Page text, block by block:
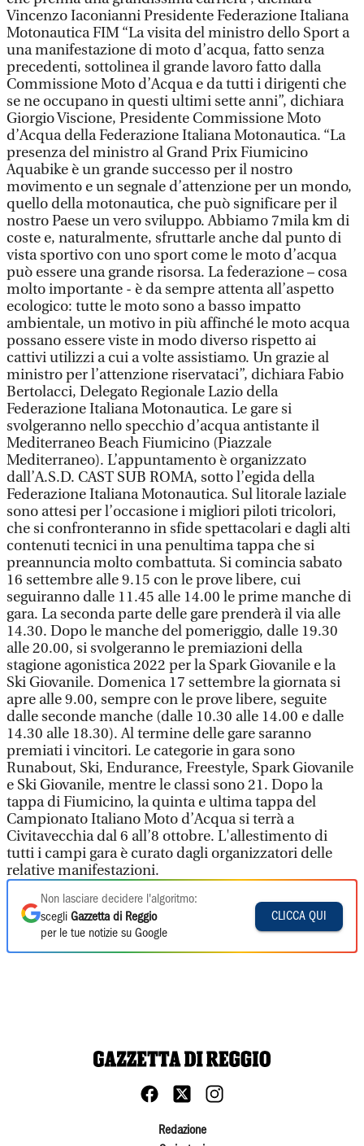
Vincenzo Iaconianni Presidente Federazione Italiana
Motonautica FIM “La visita del ministro dello Sport a
una manifestazione di moto d’acqua, fatto senza
precedenti, sottolinea il grande lavoro fatto dalla
Commissione Moto d’Acqua e da tutti i dirigenti che
se ne occupano in questi ultimi sette anni”, dichiara
Giorgio Viscione, Presidente Commissione Moto
d’Acqua della Federazione Italiana Motonautica. “La
presenza del ministro al Grand Prix Fiumicino
Aquabike è un grande successo per il nostro
movimento e un segnale d’attenzione per un mondo,
quello della motonautica, che può significare per il
nostro Paese un vero sviluppo. Abbiamo 7mila km di
coste e, naturalmente, sfruttarle anche dal punto di
vista sportivo con uno sport come le moto d’acqua
può essere una grande risorsa. La federazione – cosa
molto importante - è da sempre attenta all’aspetto
ecologico: tutte le moto sono a basso impatto
ambientale, un motivo in più affinché le moto acqua
possano essere viste in modo diverso rispetto ai
cattivi utilizzi a cui a volte assistiamo. Un grazie al
ministro per l’attenzione riservataci”, dichiara Fabio
Bertolacci, Delegato Regionale Lazio della
Federazione Italiana Motonautica. Le gare si
svolgeranno nello specchio d’acqua antistante il
Mediterraneo Beach Fiumicino (Piazzale
Mediterraneo). L’appuntamento è organizzato
dall’A.S.D. CAST SUB ROMA, sotto l’egida della
Federazione Italiana Motonautica. Sul litorale laziale
sono attesi per l’occasione i migliori piloti tricolori,
che si confronteranno in sfide spettacolari e dagli alti
contenuti tecnici in una penultima tappa che si
preannuncia molto combattuta. Si comincia sabato
16 settembre alle 9.15 con le prove libere, cui
seguiranno dalle 11.45 alle 14.00 le prime manche di
gara. La seconda parte delle gare prenderà il via alle
14.30. Dopo le manche del pomeriggio, dalle 19.30
alle 20.00, si svolgeranno le premiazioni della
stagione agonistica 2022 per la Spark Giovanile e la
Ski Giovanile. Domenica 17 settembre la giornata si
apre alle 9.00, sempre con le prove libere, seguite
dalle seconde manche (dalle 10.30 alle 14.00 e dalle
14.30 alle 18.30). Al termine delle gare saranno
premiati i vincitori. Le categorie in gara sono
Runabout, Ski, Endurance, Freestyle, Spark Giovanile
e Ski Giovanile, mentre le classi sono 21. Dopo la
tappa di Fiumicino, la quinta e ultima tappa del
Campionato Italiano Moto d’Acqua si terrà a
Civitavecchia dal 6 all’8 ottobre. L'allestimento di
tutti i campi gara è curato dagli organizzatori delle
relative manifestazioni.
Non lasciare decidere l'algoritmo:
scegli Gazzetta di Reggio
per le tue notizie su Google
CLICCA QUI
Redazione